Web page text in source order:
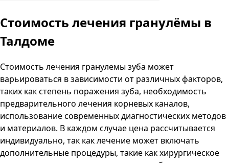
Стоимость лечения гранулёмы в
Талдоме
Стоимость лечения гранулемы зуба может
варьироваться в зависимости от различных факторов,
таких как степень поражения зуба, необходимость
предварительного лечения корневых каналов,
использование современных диагностических методов
и материалов. В каждом случае цена рассчитывается
индивидуально, так как лечение может включать
дополнительные процедуры, такие как хирургическое